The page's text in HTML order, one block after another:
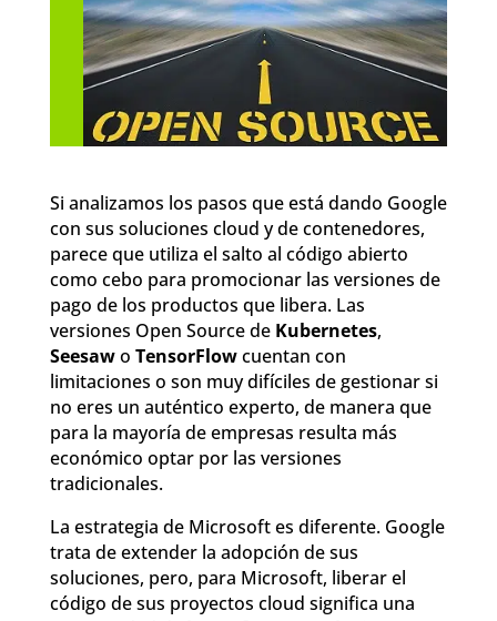
Si analizamos los pasos que está dando Google
con sus soluciones cloud y de contenedores,
parece que utiliza el salto al código abierto
como cebo para promocionar las versiones de
pago de los productos que libera. Las
versiones Open Source de Kubernetes,
Seesawo TensorFlowcuentan con
limitaciones o son muy difíciles de gestionar si
no eres un auténtico experto, de manera que
para la mayoría de empresas resulta más
económico optar por las versiones
tradicionales.
La estrategia de Microsoft es diferente. Google
trata de extender la adopción de sus
soluciones, pero, para Microsoft, liberar el
código de sus proyectos cloud significa una